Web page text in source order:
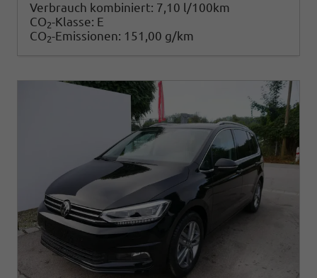
Verbrauch kombiniert: 7,10 l/100km
CO2-Klasse: E
CO2-Emissionen: 151,00 g/km